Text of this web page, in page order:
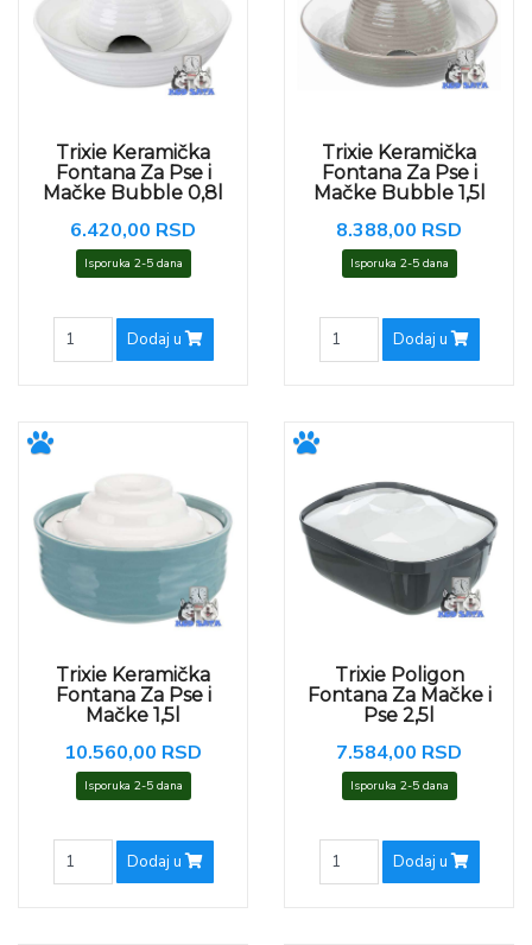
Trixie Keramička
Fontana Za Pse i
Mačke Bubble 0,8l
6.420,00 RSD
Isporuka 2-5 dana
Dodaj u
Trixie Keramička
Fontana Za Pse i
Mačke Bubble 1,5l
8.388,00 RSD
Isporuka 2-5 dana
Dodaj u
Trixie Keramička
Fontana Za Pse i
Mačke 1,5l
10.560,00 RSD
Isporuka 2-5 dana
Dodaj u
Trixie Poligon
Fontana Za Mačke i
Pse 2,5l
7.584,00 RSD
Isporuka 2-5 dana
Dodaj u